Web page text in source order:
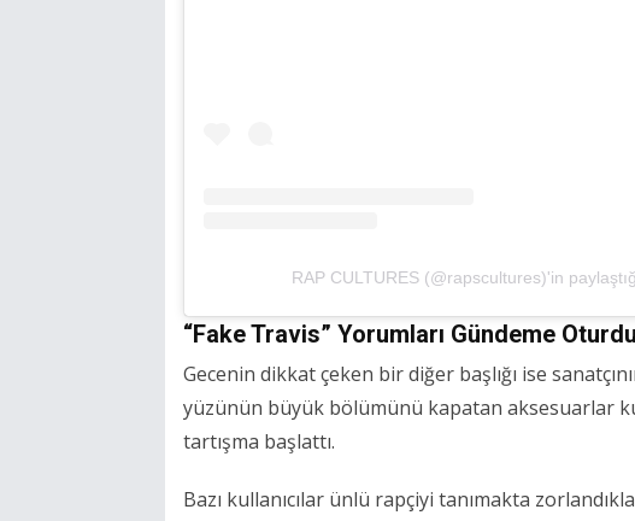
RAP CULTURES (@rapscultures)'in
“Fake Travis” Yorumları Gündeme Oturdu
Gecenin dikkat çeken bir diğer başlığı ise
yüzünün büyük bölümünü kapatan aksesuarlar
tartışma başlattı.
Bazı kullanıcılar ünlü rapçiyi tanımakta